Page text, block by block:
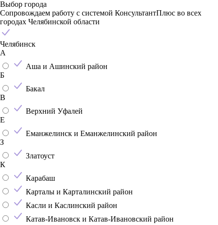
Выбор города
Сопровождаем работу с системой КонсультантПлюс во всех
городах Челябинской области
Челябинск
А
Аша и Ашинский район
Б
Бакал
В
Верхний Уфалей
Е
Еманжелинск и Еманжелинский район
З
Златоуст
К
Карабаш
Карталы и Карталинский район
Касли и Каслинский район
Катав-Ивановск и Катав-Ивановский район